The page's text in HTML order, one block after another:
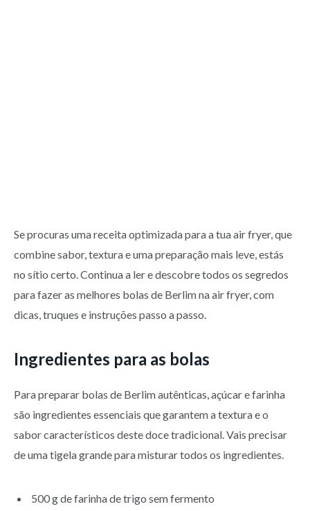
Se procuras uma receita optimizada para a tua air fryer, que
combine sabor, textura e uma preparação mais leve, estás
no sítio certo. Continua a ler e descobre todos os segredos
para fazer as melhores bolas de Berlim na air fryer, com
dicas, truques e instruções passo a passo.
Ingredientes para as bolas
Para preparar bolas de Berlim autênticas, açúcar e farinha
são ingredientes essenciais que garantem a textura e o
sabor característicos deste doce tradicional. Vais precisar
de uma tigela grande para misturar todos os ingredientes.
500 g de farinha de trigo sem fermento